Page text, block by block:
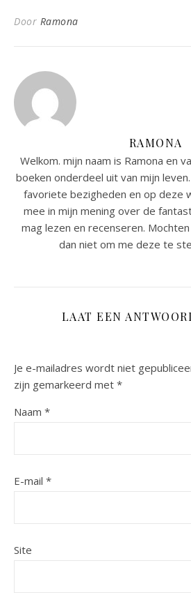
Door Ramona
RAMONA
Welkom. mijn naam is Ramona en
boeken onderdeel uit van mijn
favoriete bezigheden en op deze
mee in mijn mening over de
mag lezen en recenseren.
dan niet om me deze te
LAAT EEN
Je e-mailadres wordt niet
zijn gemarkeerd met *
Naam *
E-mail *
Site